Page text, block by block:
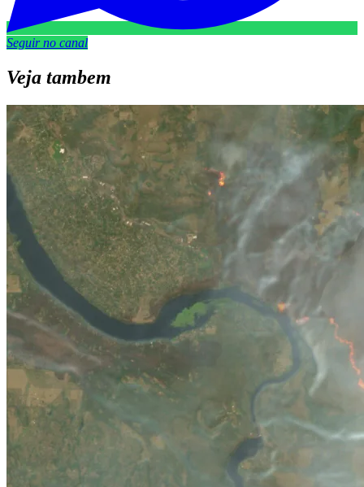
Seguir no canal
Veja tambem